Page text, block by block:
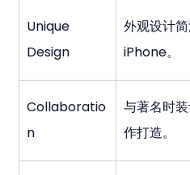
Unique
Design
外观设计
iPhone。
Collaboratio
n
与著名时
作打造。